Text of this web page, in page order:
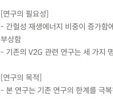
[연구의 필요성]
- 간헐성 재생에너지 비중이 증가함
부상함
- 기존의 V2G 관련 연구는 세 가지
[연구의 목적]
- 본 연구는 기존 연구의 한계를 극